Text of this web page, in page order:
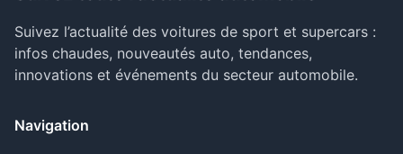
Suivez l’actualité des voitures de sport et supercars :
infos chaudes, nouveautés auto, tendances,
innovations et événements du secteur automobile.
Navigation